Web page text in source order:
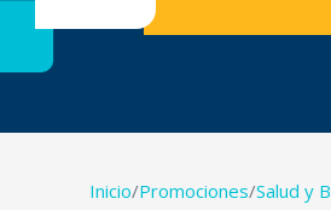
Inicio/Promociones/Salud y